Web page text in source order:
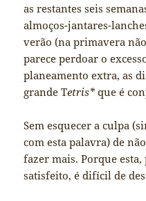
as restantes seis
almoços-jantares-
verão (na primavera
parece perdoar o
planeamento extra, as
grande Tetris* que é
Sem esquecer a culpa
com esta palavra) de
fazer mais. Porque
satisfeito, é difícil de